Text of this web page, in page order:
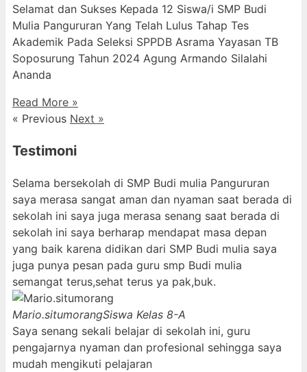
Selamat dan Sukses Kepada 12 Siswa/i SMP Budi
Mulia Pangururan Yang Telah Lulus Tahap Tes
Akademik Pada Seleksi SPPDB Asrama Yayasan TB
Soposurung Tahun 2024 Agung Armando Silalahi
⁠Ananda
Read More »
« Previous Next »
Testimoni
Selama bersekolah di SMP Budi mulia Pangururan
saya merasa sangat aman dan nyaman saat berada di
sekolah ini saya juga merasa senang saat berada di
sekolah ini saya berharap mendapat masa depan
yang baik karena didikan dari SMP Budi mulia saya
juga punya pesan pada guru smp Budi mulia
semangat terus,sehat terus ya pak,buk.
Mario.situmorangSiswa Kelas 8-A
Saya senang sekali belajar di sekolah ini, guru
pengajarnya nyaman dan profesional sehingga saya
mudah mengikuti pelajaran